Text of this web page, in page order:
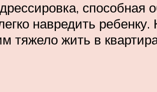
способная
навредить ребенку.
тяжело жить в